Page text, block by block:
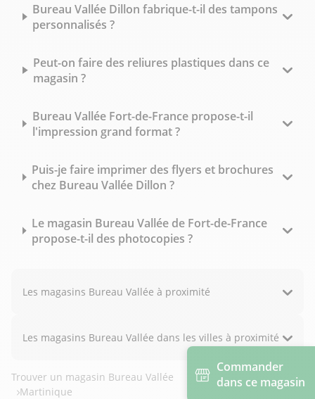
Commander
dans ce magasin
Bureau Vallée Dillon fabrique-t-il des tampons
personnalisés ?
Peut-on faire des reliures plastiques dans ce
magasin ?
Bureau Vallée Fort-de-France propose-t-il
l'impression grand format ?
Puis-je faire imprimer des flyers et brochures
chez Bureau Vallée Dillon ?
Le magasin Bureau Vallée de Fort-de-France
propose-t-il des photocopies ?
Les magasins Bureau Vallée à proximité
Les magasins Bureau Vallée dans les villes à proximité
Trouver un magasin Bureau Vallée
Martinique